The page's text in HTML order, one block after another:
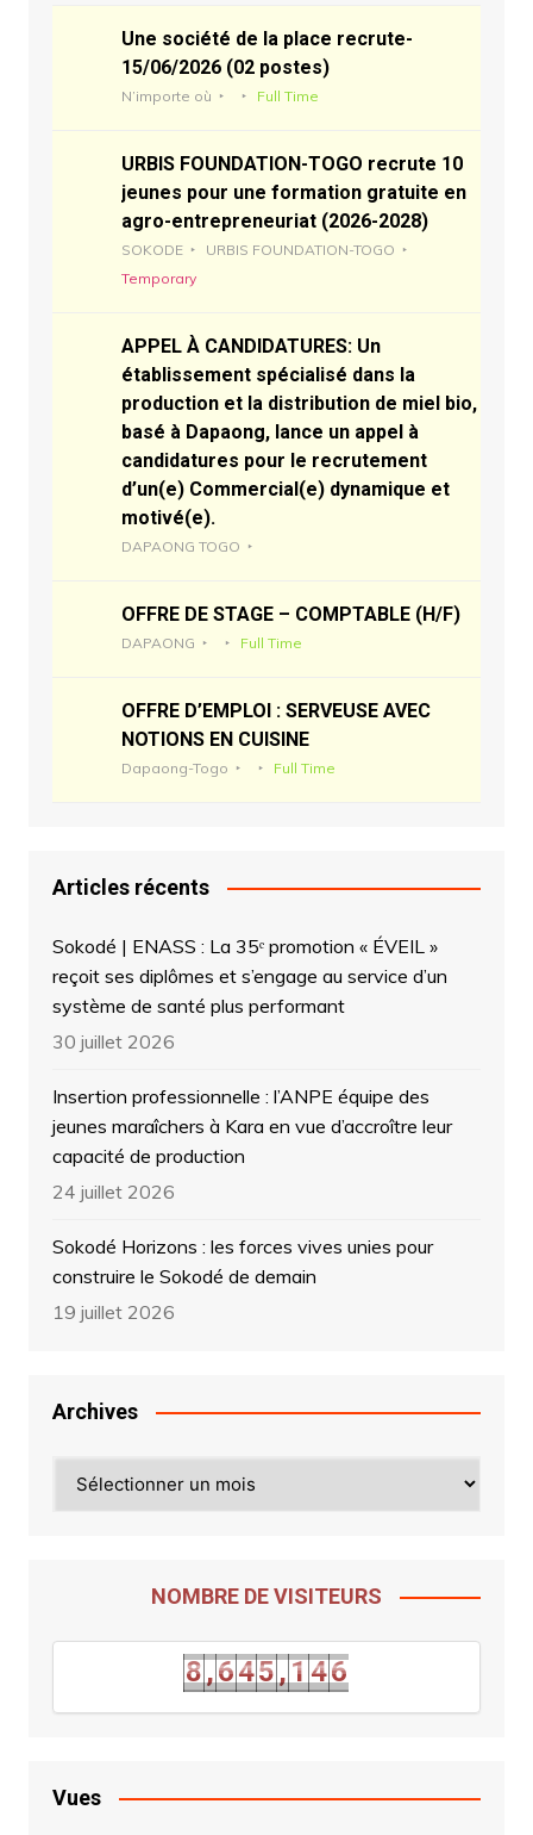
Une société de la place recrute-
15/06/2026 (02 postes)
N’importe où Full Time
URBIS FOUNDATION-TOGO recrute 10
jeunes pour une formation gratuite en
agro-entrepreneuriat (2026-2028)
SOKODE
URBIS FOUNDATION-TOGO
Temporary
APPEL À CANDIDATURES: Un
établissement spécialisé dans la
production et la distribution de miel bio,
basé à Dapaong, lance un appel à
candidatures pour le recrutement
d’un(e) Commercial(e) dynamique et
motivé(e).
DAPAONG TOGO
OFFRE DE STAGE – COMPTABLE (H/F)
DAPAONG Full Time
OFFRE D’EMPLOI : SERVEUSE AVEC
NOTIONS EN CUISINE
Dapaong-Togo Full Time
Articles récents
Sokodé | ENASS : La 35ᵉ promotion « ÉVEIL »
reçoit ses diplômes et s’engage au service d’un
système de santé plus performant
30 juillet 2026
Insertion professionnelle : l’ANPE équipe des
jeunes maraîchers à Kara en vue d’accroître leur
capacité de production
24 juillet 2026
Sokodé Horizons : les forces vives unies pour
construire le Sokodé de demain
19 juillet 2026
Archives
NOMBRE DE VISITEURS
8
8
,
,
6
6
4
4
5
5
,
,
1
1
4
4
6
6
Vues